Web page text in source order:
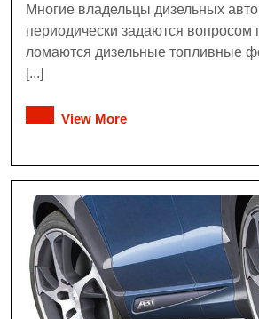
Многие владельцы дизельных
периодически задаются вопросом
ломаются дизельные топливные
[...]
View More